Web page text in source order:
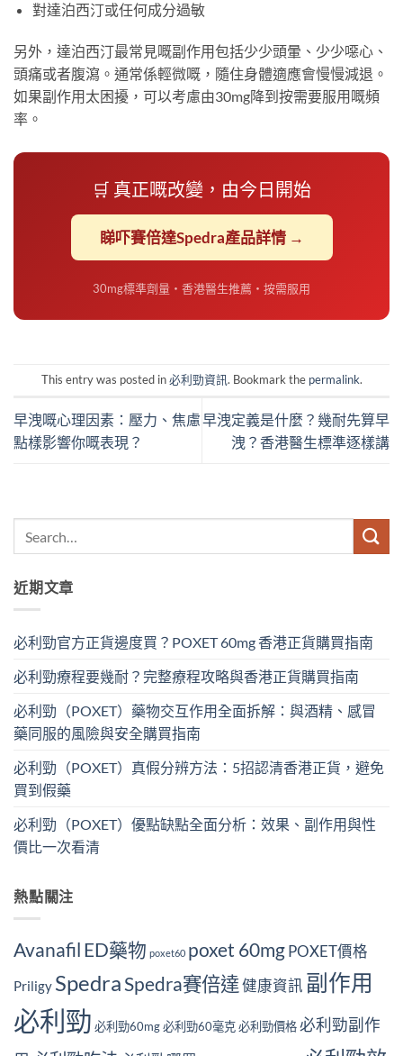
對達泊西汀或任何成分過敏
另外，達泊西汀最常見嘅副作用包括少少頭暈、少少噁心、
頭痛或者腹瀉。通常係輕微嘅，隨住身體適應會慢慢減退。
如果副作用太困擾，可以考慮由30mg降到按需要服用嘅頻
率。
🛒 真正嘅改變，由今日開始
睇吓賽倍達Spedra產品詳情 →
30mg標準劑量・香港醫生推薦・按需服用
This entry was posted in必利勁資訊. Bookmark the permalink.
早洩嘅心理因素：壓力、焦慮
點樣影響你嘅表現？
早洩定義是什麼？幾耐先算早
洩？香港醫生標準逐樣講
近期文章
必利勁官方正貨邊度買？POXET 60mg 香港正貨購買指南
必利勁療程要幾耐？完整療程攻略與香港正貨購買指南
必利勁（POXET）藥物交互作用全面拆解：與酒精、感冒
藥同服的風險與安全購買指南
必利勁（POXET）真假分辨方法：5招認清香港正貨，避免
買到假藥
必利勁（POXET）優點缺點全面分析：效果、副作用與性
價比一次看清
熱點關注
Avanafil ED藥物 poxet60 poxet 60mg POXET價格
Priligy SpedraSpedra賽倍達 健康資訊 副作用
必利勁 必利勁60mg必利勁60毫克必利勁價格必利勁副作